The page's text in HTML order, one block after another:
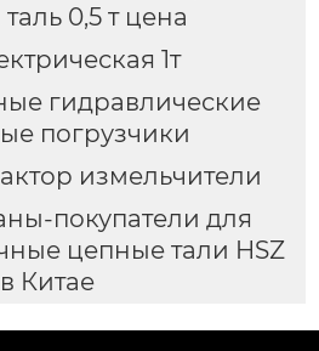
0,5 т цена
1т
гидравлические
погрузчики
измельчители
покупатели для
цепные тали HSZ
в Китае